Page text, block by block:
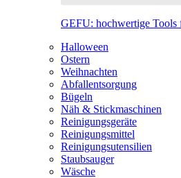
GEFU: hochwertige Tools
Halloween
Ostern
Weihnachten
Abfallentsorgung
Bügeln
Näh & Stickmaschinen
Reinigungsgeräte
Reinigungsmittel
Reinigungsutensilien
Staubsauger
Wäsche